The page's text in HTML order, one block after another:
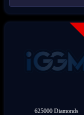
625000 Diamonds